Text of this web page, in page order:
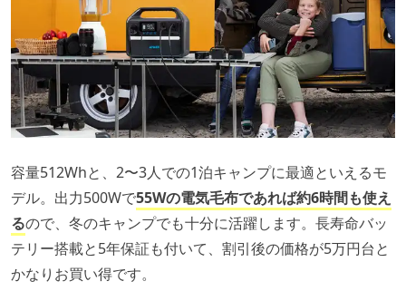
容量512Whと、2〜3人での1泊キャンプに最適といえるモ
デル。出力500Wで55Wの電気毛布であれば約6時間も使え
るので、冬のキャンプでも十分に活躍します。長寿命バッ
テリー搭載と5年保証も付いて、割引後の価格が5万円台と
かなりお買い得です。